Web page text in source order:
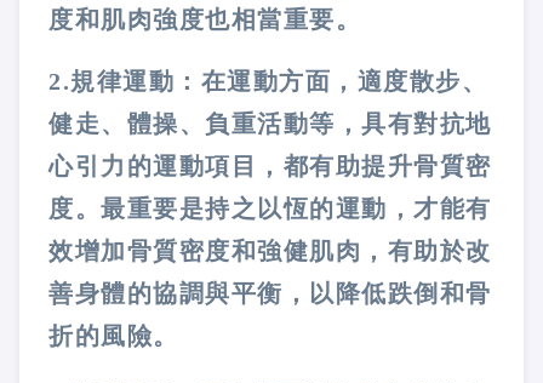
度和肌肉強度也相當重要。
2.規律運動 ：在運動方面，適度散步、
健走、體操、負重活動等，具有對抗地
心引力的運動項目，都有助提升骨質密
度。最重要是持之以恆的運動，才能有
效增加骨質密度和強健肌肉，有助於改
善身體的協調與平衡，以降低跌倒和骨
折的風險。